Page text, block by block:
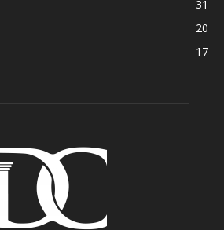
31
20
17